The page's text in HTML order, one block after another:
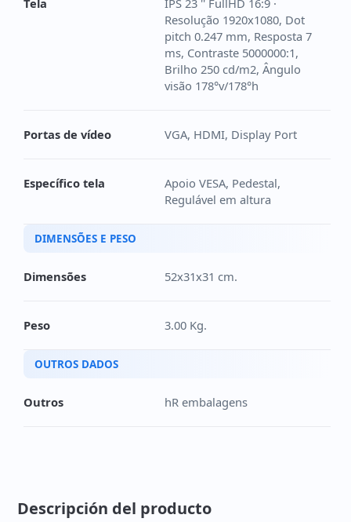
Resolução 1920x1080, Dot
pitch 0.247 mm, Resposta 7
ms, Contraste 5000000:1,
Brilho 250 cd/m2, Ângulo
visão 178°v/178°h
Portas de vídeo VGA, HDMI, Display Port
Específico tela
Apoio VESA, Pedestal,
Regulável em altura
DIMENSÕES E PESO
Dimensões 52x31x31 cm.
Peso 3.00 Kg.
OUTROS DADOS
Outros hR embalagens
Descripción del producto